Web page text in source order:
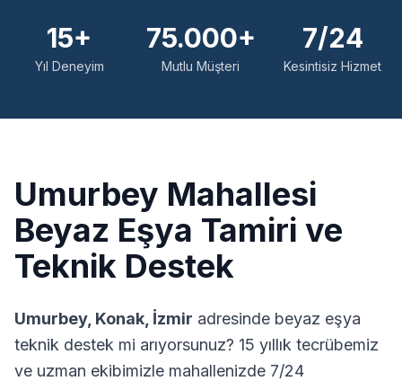
15+
Yıl Deneyim
75.000+
Mutlu Müşteri
7/24
Kesintisiz Hizmet
Umurbey Mahallesi
Beyaz Eşya Tamiri ve
Teknik Destek
Umurbey, Konak İzmir adresinde beyaz eşya
teknik destek mi arıyorsunuz? 15 yıllık tecrübemiz
ve uzman ekibimizle mahallenizde 7/24